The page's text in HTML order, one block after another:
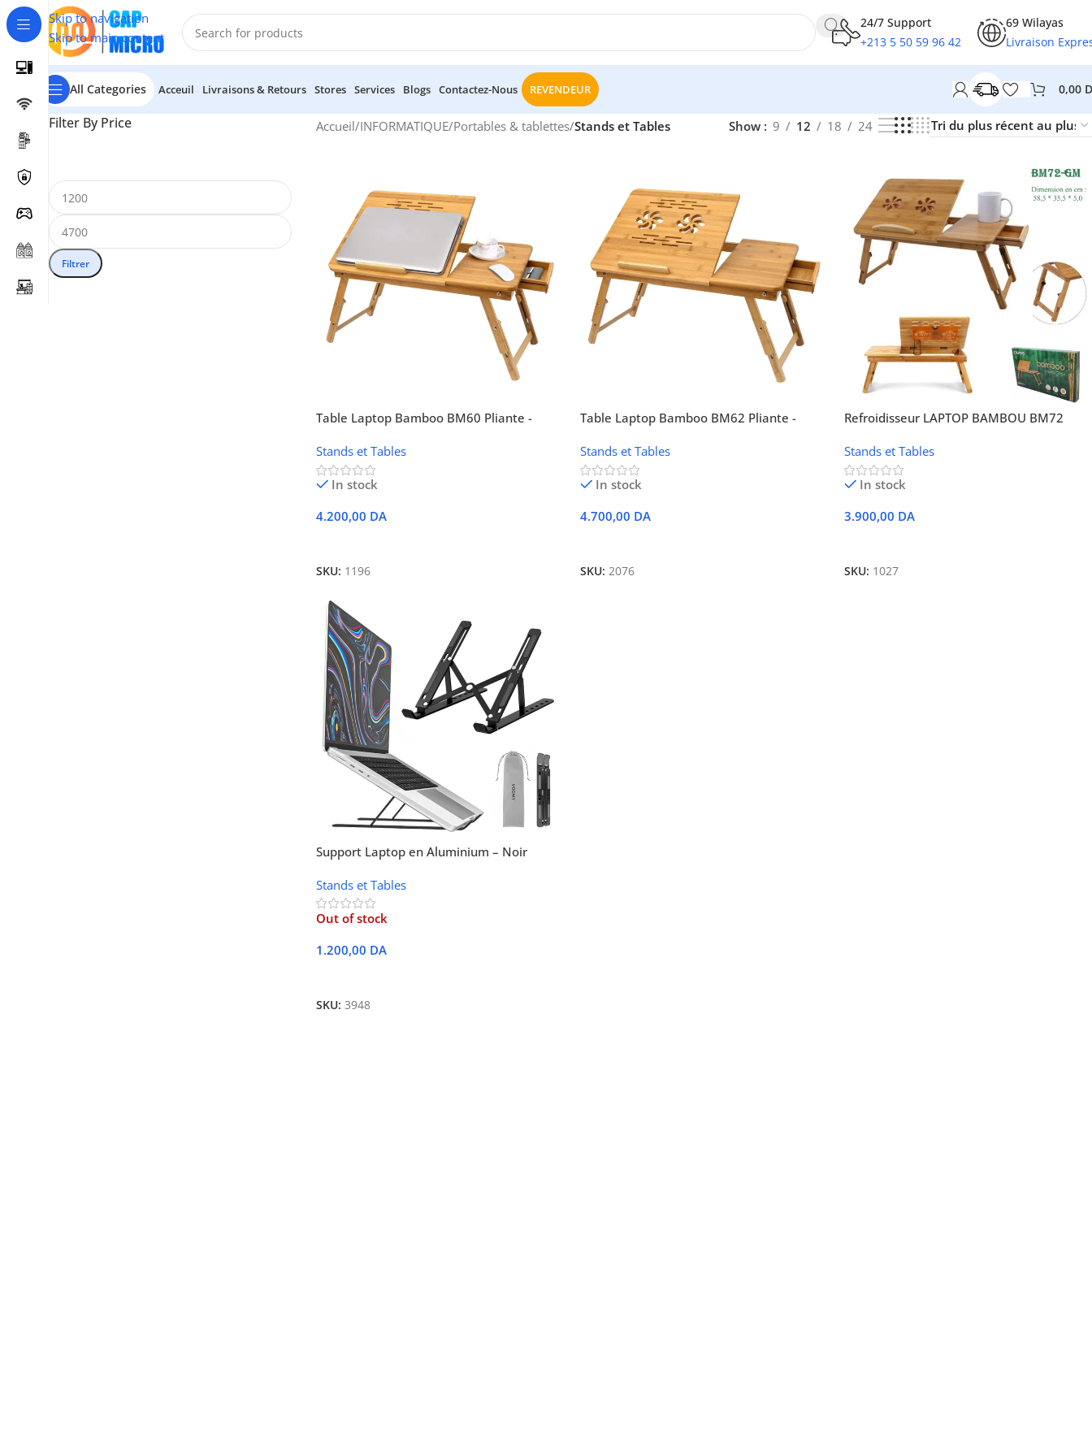
Skip to navigation
Skip to main content
24/7 Support
+213 5 50 59 96 42
69 Wilayas
Livraison
All Categories Acceuil Livraisons & Retours Stores Services Blogs Contactez-Nous REVENDEUR 0,00
Filter By Price
Filtrer
Accueil/INFORMATIQUE/Portables & tablettes/Stands et Tables Show 9 12 18 24
Table Laptop Bamboo BM60 Pliante -
Stands et Tables
In stock
4.200,00 DA
SKU: 1196
Table Laptop Bamboo BM62 Pliante -
Stands et Tables
In stock
4.700,00 DA
SKU: 2076
Refroidisseur LAPTOP BAMBOU BM72
Stands et Tables
In stock
3.900,00 DA
SKU: 1027
Support Laptop en Aluminium – Noir
Stands et Tables
Out of stock
1.200,00 DA
SKU: 3948